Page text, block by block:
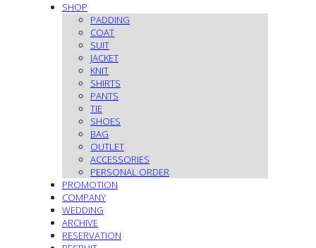
SHOP
PADDING
COAT
SUIT
JACKET
KNIT
SHIRTS
PANTS
TIE
SHOES
BAG
OUTLET
ACCESSORIES
PERSONAL ORDER
PROMOTION
COMPANY
WEDDING
ARCHIVE
RESERVATION